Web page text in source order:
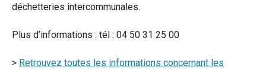
déchetteries intercommunales.
Plus d’informations : tél : 04 50 31 25 00
> Retrouvez toutes les informations concernant les